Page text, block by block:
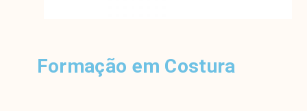
Formação em Costura